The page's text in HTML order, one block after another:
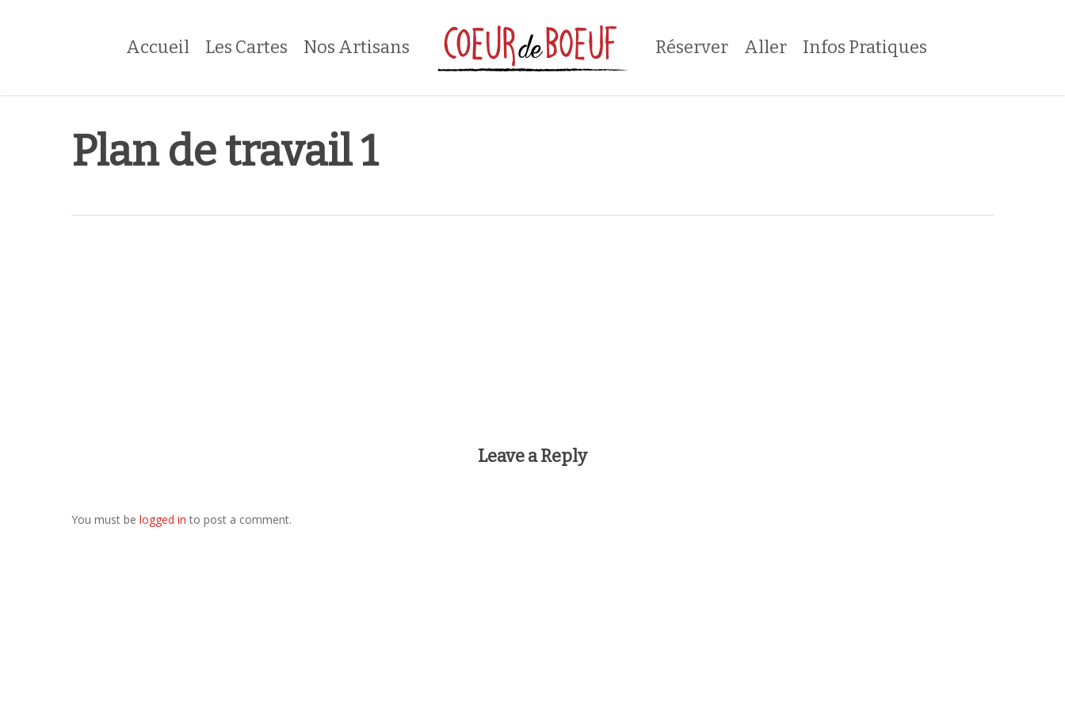
Accueil Les Cartes Nos Artisans Réserver Aller Infos Pratiques
Plan de travail 1
Leave a Reply
You must be logged in to post a comment.